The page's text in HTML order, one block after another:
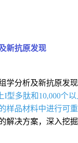
新抗原发现
学分析及新抗原发
I型多肽和10,000个
样品材料中进行可
决方案，深入挖掘